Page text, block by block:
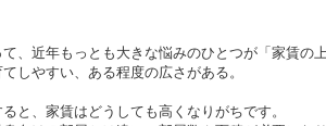
、近年もっとも大きな悩みのひとつが「家賃の上
しやすい、ある程度の広さがある。
と、家賃はどうしても高くなりがちです。